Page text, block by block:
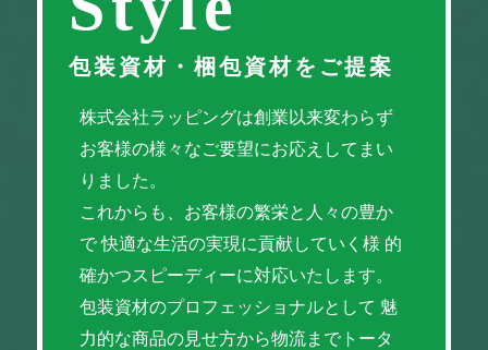
包装資材・梱包資材をご提案
株式会社ラッピングは創業以来変わらず
お客様の様々なご要望にお応えしてまい
りました。
これからも、お客様の繁栄と人々の豊か
で快適な生活の実現に貢献していく様 的
確かつスピーディーに対応いたします。
包装資材のプロフェッショナルとして 魅
力的な商品の見せ方から物流までトータ